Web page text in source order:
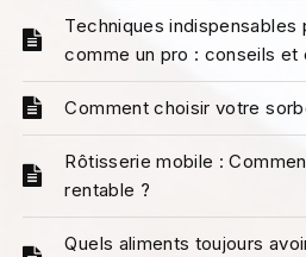
Techniques indispensables
comme un pro : conseils et
Comment choisir votre
Rôtisserie mobile :
rentable ?
Quels aliments toujours